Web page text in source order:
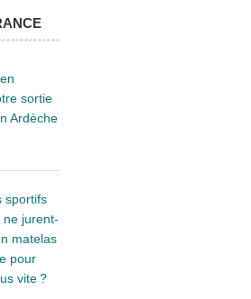
sortie
Ardèche
sportifs
ne jurent-
matelas
pour
vite ?